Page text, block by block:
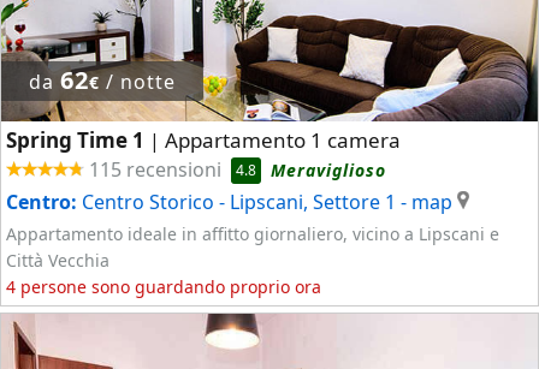
da 62€ / notte
Spring Time 1 | Appartamento 1 camera
115 recensioni 4.8 Meraviglioso
Centro: Centro Storico - Lipscani, Settore 1 - map
Appartamento ideale in affitto giornaliero, vicino a Lipscani e
Città Vecchia
4 persone sono guardando proprio ora